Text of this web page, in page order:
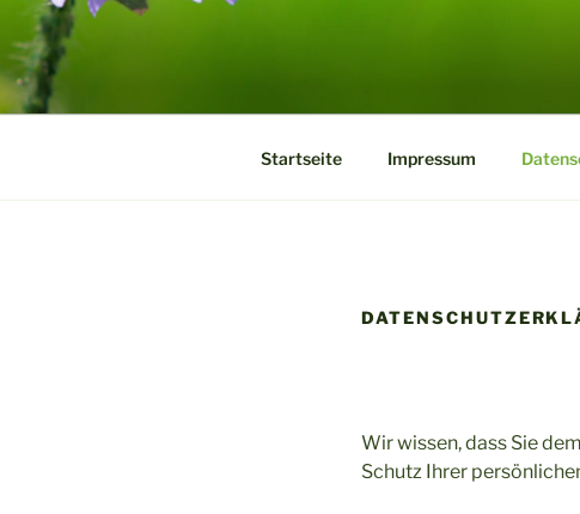
Zum
Inhalt
springen
Startseite Impressum
Wir wissen, dass Sie
Schutz Ihrer